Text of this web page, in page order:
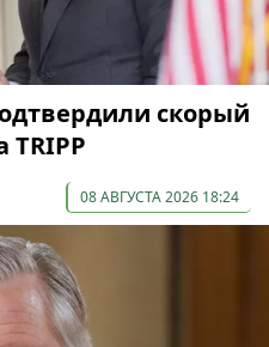
скорый
TRIPP
08 АВГУСТА 2026 18:24